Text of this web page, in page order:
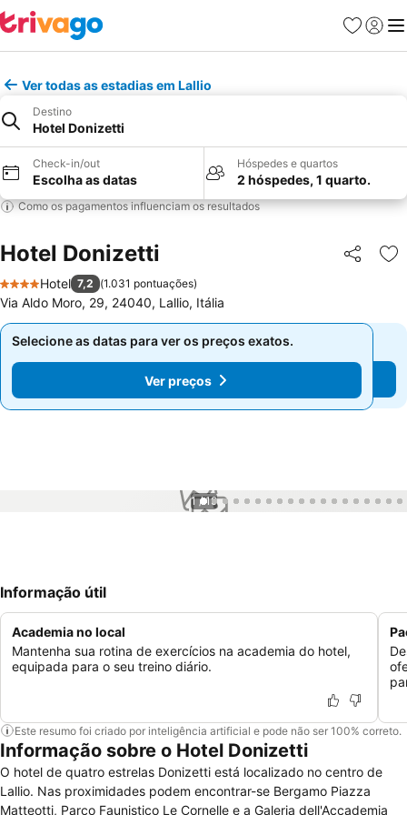
Favoritos
Iniciar
Ver todas as estadias em Lallio
Destino
Hotel Donizetti
Check-in/out
Escolha as datas
Hóspedes e quartos
2 hóspedes, 1 quarto.
Como os pagamentos influenciam os resultados
Hotel Donizetti Partilhar
4 Estrelas
Hotel 7,2 (1.031 pontuações)
Via Aldo Moro, 29, 24040, Lallio, Itália
Selecione as datas para ver os preços exatos.
Ver preços
Selecione as datas para ver os preços exatos.
Ver preços
1 / 19
Informação útil
Academia no local
Mantenha sua rotina de exercícios na academia do hotel,
equipada para o seu treino diário.
Este resumo foi criado por inteligência artificial e pode não ser 100% correto.
Informação sobre o Hotel Donizetti
O hotel de quatro estrelas Donizetti está localizado no centro de
Lallio. Nas proximidades podem encontrar-se Bergamo Piazza
Matteotti, Parco Faunistico Le Cornelle e a Galeria dell'Accademia